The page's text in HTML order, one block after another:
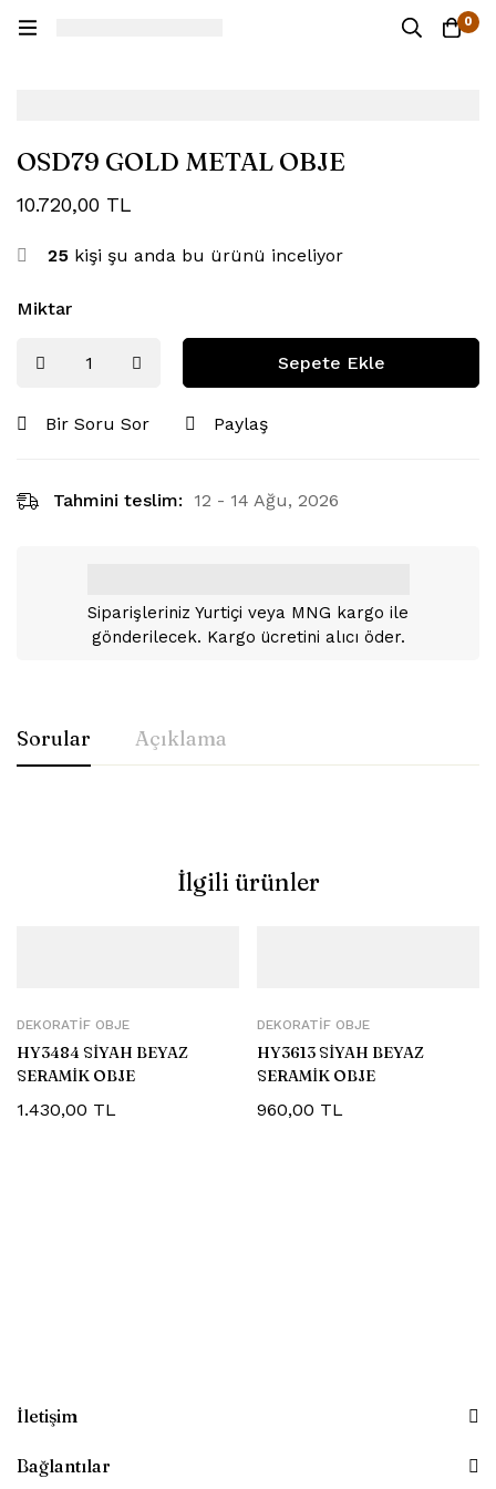
0
OSD79 GOLD METAL OBJE
10.720,00 TL
25 kişi şu anda bu ürünü inceliyor
Miktar
Sepete Ekle
Bir Soru Sor Paylaş
Tahmini teslim: 12 - 14 Ağu, 2026
Siparişleriniz Yurtiçi veya MNG kargo ile
gönderilecek. Kargo ücretini alıcı öder.
Sorular Açıklama
İlgili ürünler
DEKORATIF OBJE
HY3484 SİYAH BEYAZ
SERAMİK OBJE
1.430,00 TL
DEKORATIF OBJE
HY3613 SİYAH BEYAZ
SERAMİK OBJE
960,00 TL
İletişim
Bağlantılar